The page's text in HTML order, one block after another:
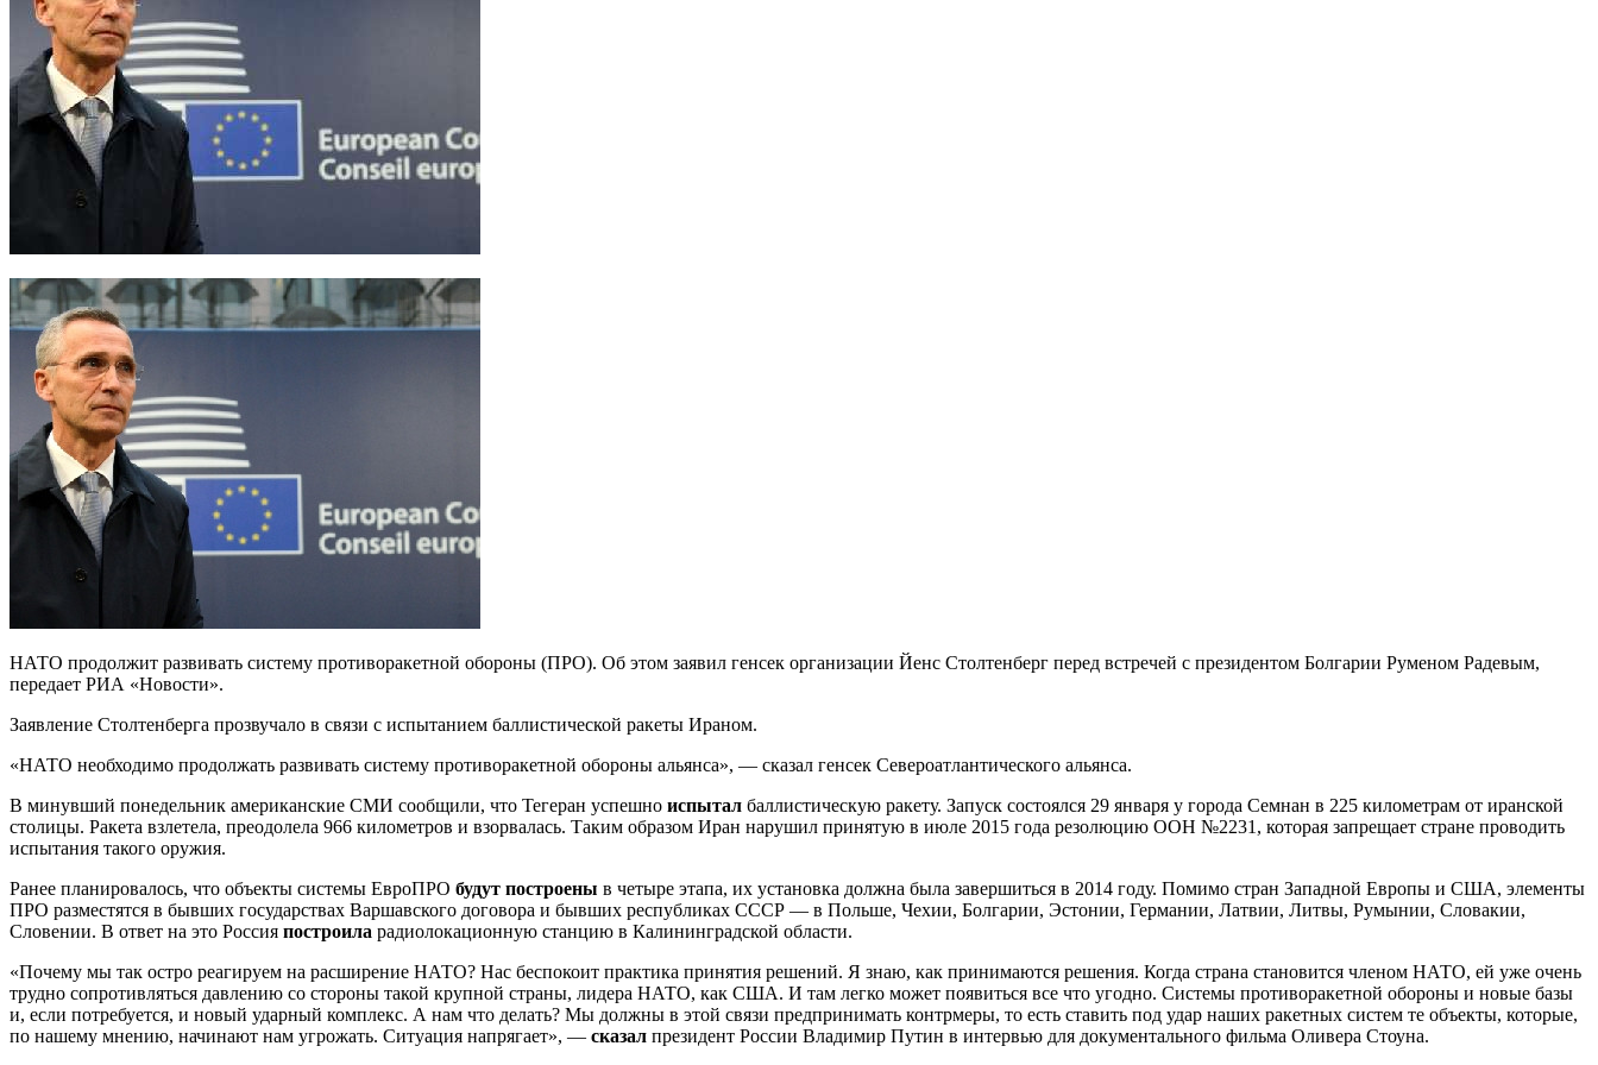
НАТО продолжит развивать систему противоракетной обороны (ПРО). Об этом заявил генсек организации Йенс Столтенберг перед встречей с президентом Болгарии Руменом Радевым,
передает РИА «Новости».
Заявление Столтенберга прозвучало в связи с испытанием баллистической ракеты Ираном.
«НАТО необходимо продолжать развивать систему противоракетной обороны альянса», — сказал генсек Североатлантического альянса.
В минувший понедельник американские СМИ сообщили, что Тегеран успешно испытал баллистическую ракету. Запуск состоялся 29 января у города Семнан в 225 километрам от иранской
столицы. Ракета взлетела, преодолела 966 километров и взорвалась. Таким образом Иран нарушил принятую в июле 2015 года резолюцию ООН №2231, которая запрещает стране проводить
испытания такого оружия.
Ранее планировалось, что объекты системы ЕвроПРО будут построены в четыре этапа, их установка должна была завершиться в 2014 году. Помимо стран Западной Европы и США, элементы
ПРО разместятся в бывших государствах Варшавского договора и бывших республиках СССР — в Польше, Чехии, Болгарии, Эстонии, Германии, Латвии, Литвы, Румынии, Словакии,
Словении. В ответ на это Россия построила радиолокационную станцию в Калининградской области.
«Почему мы так остро реагируем на расширение НАТО? Нас беспокоит практика принятия решений. Я знаю, как принимаются решения. Когда страна становится членом НАТО, ей уже очень
трудно сопротивляться давлению со стороны такой крупной страны, лидера НАТО, как США. И там легко может появиться все что угодно. Системы противоракетной обороны и новые базы
и, если потребуется, и новый ударный комплекс. А нам что делать? Мы должны в этой связи предпринимать контрмеры, то есть ставить под удар наших ракетных систем те объекты, которые,
по нашему мнению, начинают нам угрожать. Ситуация напрягает», — сказал президент России Владимир Путин в интервью для документального фильма Оливера Стоуна.